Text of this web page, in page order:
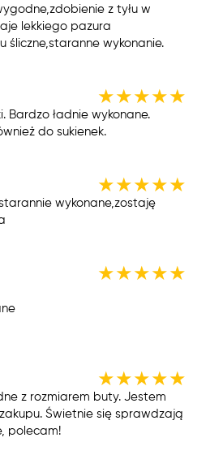
z tyłu w
lekkiego pazura
śliczne,staranne wykonanie.
★★★★★
Bardzo ładnie wykonane.
do sukienek.
★★★★★
wykonane,zostaję
★★★★★
★★★★★
z rozmiarem buty. Jestem
Świetnie się sprawdzają
polecam!